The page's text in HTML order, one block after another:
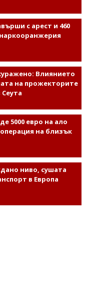
с арест и 460
Влиянието
на прожекторите
5000 евро на ало
на близък
ниво, сушата
в Европа